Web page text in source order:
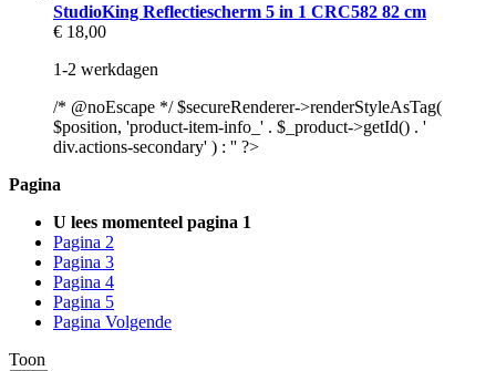
StudioKing Reflectiescherm 5 in 1 CRC582 82 cm
€ 18,00
1-2 werkdagen
/* @noEscape */ $secureRenderer->renderStyleAsTag(
$position, 'product-item-info_' . $_product->getId() . '
div.actions-secondary' ) : '' ?>
Pagina
U lees momenteel pagina 1
Pagina 2
Pagina 3
Pagina 4
Pagina 5
Pagina Volgende
Toon